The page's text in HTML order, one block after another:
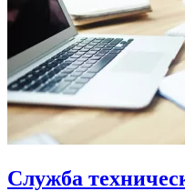
Служба